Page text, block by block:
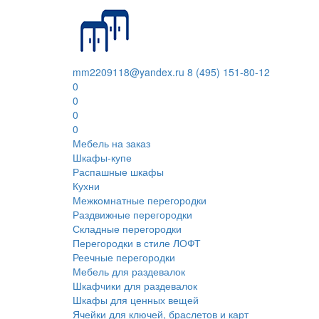
mm2209118@yandex.ru 8 (495) 151-80-12
0
0
0
0
Мебель на заказ
Шкафы-купе
Распашные шкафы
Кухни
Межкомнатные перегородки
Раздвижные перегородки
Складные перегородки
Перегородки в стиле ЛОФТ
Реечные перегородки
Мебель для раздевалок
Шкафчики для раздевалок
Шкафы для ценных вещей
Ячейки для ключей, браслетов и карт